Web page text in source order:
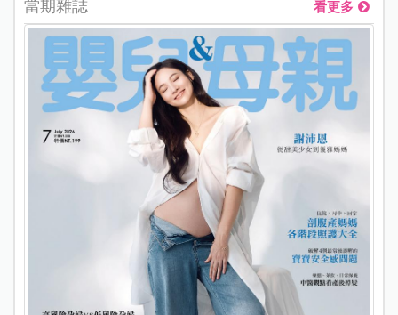
當期雜誌 看更多